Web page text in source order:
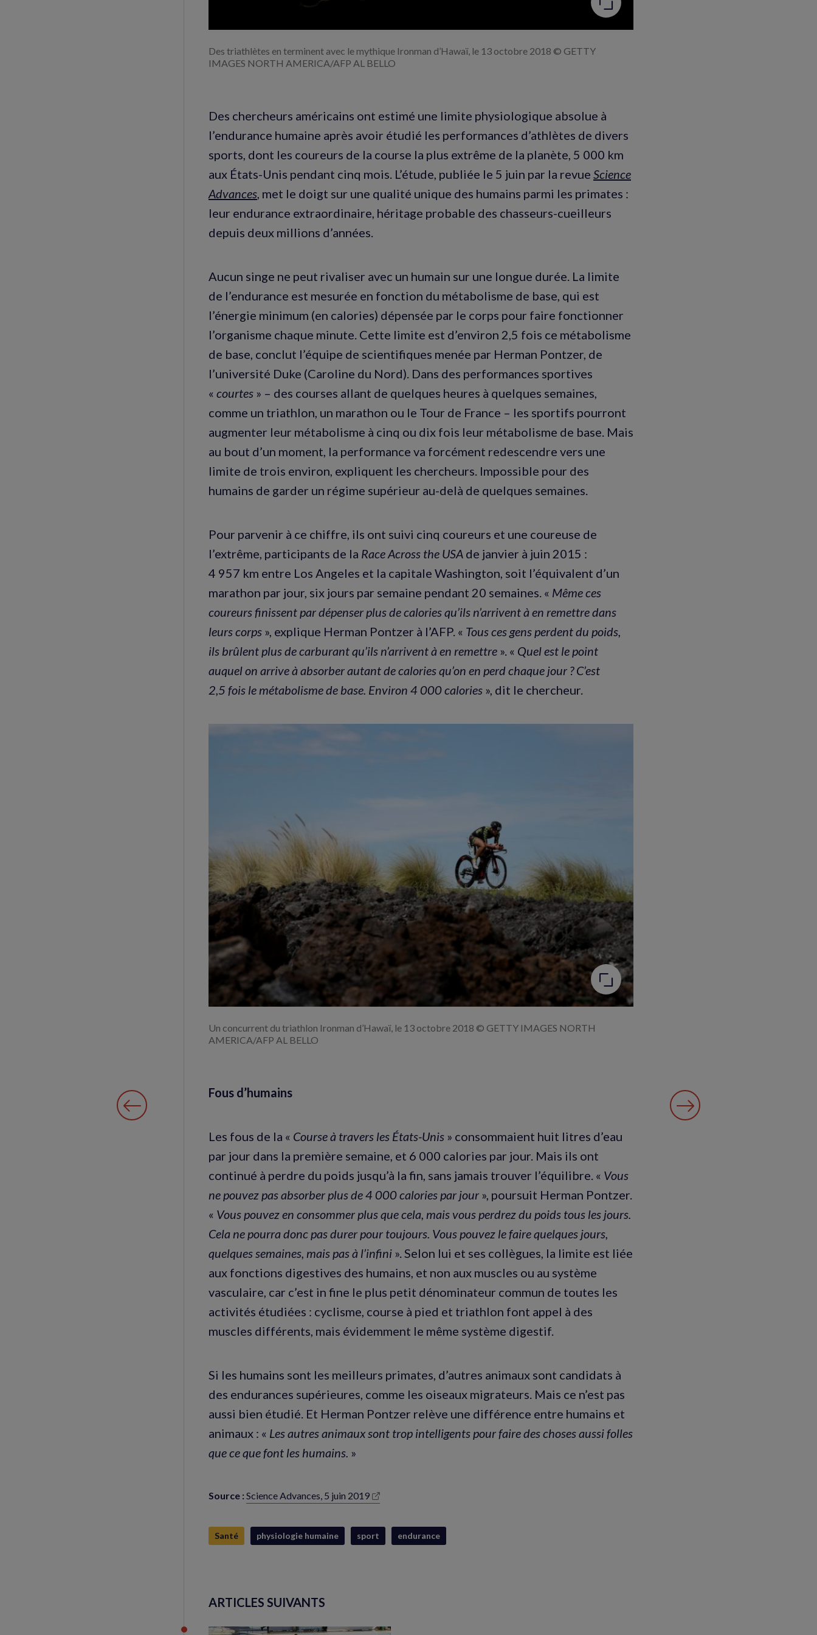
Des triathlètes en terminent avec le mythique Ironman d’Hawaï, le 13 octobre 2018 © GETTY
IMAGES NORTH AMERICA/AFP AL BELLO
Des chercheurs américains ont estimé une limite physiologique absolue à
l’endurance humaine après avoir étudié les performances d’athlètes de divers
sports, dont les coureurs de la course la plus extrême de la planète, 5 000 km
aux États-Unis pendant cinq mois. L’étude, publiée le 5 juin par la revue Science
Advances , met le doigt sur une qualité unique des humains parmi les primates :
leur endurance extraordinaire, héritage probable des chasseurs-cueilleurs
depuis deux millions d’années.
Aucun singe ne peut rivaliser avec un humain sur une longue durée. La limite
de l’endurance est mesurée en fonction du métabolisme de base, qui est
l’énergie minimum (en calories) dépensée par le corps pour faire fonctionner
l’organisme chaque minute. Cette limite est d’environ 2,5 fois ce métabolisme
de base, conclut l’équipe de scientifiques menée par Herman Pontzer, de
l’université Duke (Caroline du Nord). Dans des performances sportives
« courtes » – des courses allant de quelques heures à quelques semaines,
comme un triathlon, un marathon ou le Tour de France – les sportifs pourront
augmenter leur métabolisme à cinq ou dix fois leur métabolisme de base. Mais
au bout d’un moment, la performance va forcément redescendre vers une
limite de trois environ, expliquent les chercheurs. Impossible pour des
humains de garder un régime supérieur au-delà de quelques semaines.
Pour parvenir à ce chiffre, ils ont suivi cinq coureurs et une coureuse de
l’extrême, participants de la Race Across the USA de janvier à juin 2015 :
4 957 km entre Los Angeles et la capitale Washington, soit l’équivalent d’un
marathon par jour, six jours par semaine pendant 20 semaines. « Même ces
coureurs finissent par dépenser plus de calories qu’ils n’arrivent à en remettre dans
leurs corps », explique Herman Pontzer à l’AFP. « Tous ces gens perdent du poids,
ils brûlent plus de carburant qu’ils n’arrivent à en remettre ». « Quel est le point
auquel on arrive à absorber autant de calories qu’on en perd chaque jour ? C’est
2,5 fois le métabolisme de base. Environ 4 000 calories », dit le chercheur.
Agrandir
l'image
Un concurrent du triathlon Ironman d’Hawaï, le 13 octobre 2018 © GETTY IMAGES NORTH
AMERICA/AFP AL BELLO
Fous d’humains
Les fous de la « Course à travers les États-Unis » consommaient huit litres d’eau
par jour dans la première semaine, et 6 000 calories par jour. Mais ils ont
continué à perdre du poids jusqu’à la fin, sans jamais trouver l’équilibre. « Vous
ne pouvez pas absorber plus de 4 000 calories par jour », poursuit Herman Pontzer.
« Vous pouvez en consommer plus que cela, mais vous perdrez du poids tous les jours.
Cela ne pourra donc pas durer pour toujours. Vous pouvez le faire quelques jours,
quelques semaines, mais pas à l’infini ». Selon lui et ses collègues, la limite est liée
aux fonctions digestives des humains, et non aux muscles ou au système
vasculaire, car c’est in fine le plus petit dénominateur commun de toutes les
activités étudiées : cyclisme, course à pied et triathlon font appel à des
muscles différents, mais évidemment le même système digestif.
Si les humains sont les meilleurs primates, d’autres animaux sont candidats à
des endurances supérieures, comme les oiseaux migrateurs. Mais ce n’est pas
aussi bien étudié. Et Herman Pontzer relève une différence entre humains et
animaux : « Les autres animaux sont trop intelligents pour faire des choses aussi folles
que ce que font les humains. »
Source : Science Advances, 5 juin 2019
(nouvelle
Santé physiologie humaine sport endurance
ARTICLES SUIVANTS